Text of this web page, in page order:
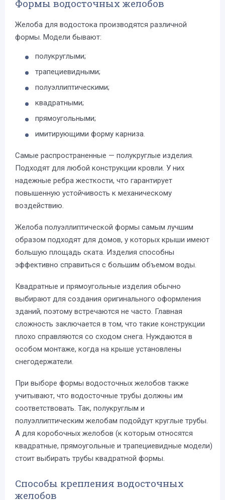
Формы водосточных желобов
Желоба для водостока производятся различной
формы. Модели бывают:
полукруглыми;
трапециевидными;
полуэллиптическими;
квадратными;
прямоугольными;
имитирующими форму карниза.
Самые распространенные — полукруглые изделия.
Подходят для любой конструкции кровли. У них
надежные ребра жесткости, что гарантирует
повышенную устойчивость к механическому
воздействию.
Желоба полуэллиптической формы самым лучшим
образом подходят для домов, у которых крыши имеют
большую площадь ската. Изделия способны
эффективно справиться с большим объемом воды.
Квадратные и прямоугольные изделия обычно
выбирают для создания оригинального оформления
зданий, поэтому встречаются не часто. Главная
сложность заключается в том, что такие конструкции
плохо справляются со сходом снега. Нуждаются в
особом монтаже, когда на крыше установлены
снегодержатели.
При выборе формы водосточных желобов также
учитывают, что водосточные трубы должны им
соответствовать. Так, полукруглым и
полуэллиптическим желобам подойдут круглые трубы.
А для коробочных желобов (к которым относятся
квадратные, прямоугольные и трапециевидные модели)
стоит выбирать трубы квадратной формы.
Способы крепления водосточных
желобов